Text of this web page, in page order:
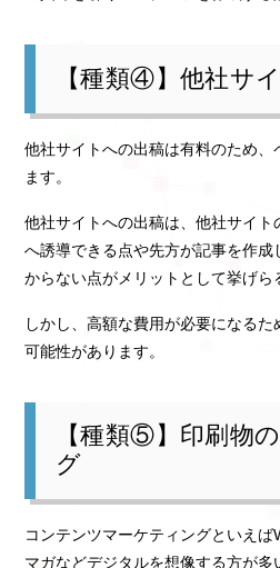
【種類④】他社サ
他社サイトへの出稿は有料のため
ます。
他社サイトへの出稿は、他社サイト
へ誘導できる点や先方が記事を作
からない点がメリットとして挙げら
しかし、高額な費用が必要になる
可能性があります。
【種類⑤】印刷物
グ
コンテンツマーケティングといえ
マガなどデジタルを想像する方が